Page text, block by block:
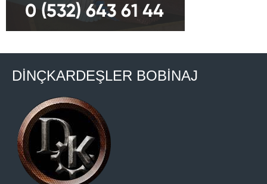
DİNÇKARDEŞLER BOBİNAJ